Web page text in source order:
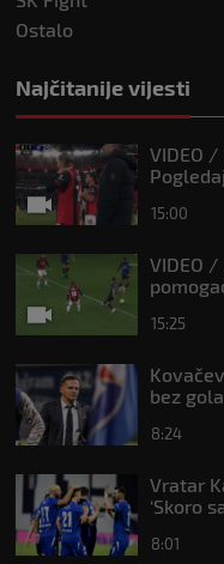
Ostalo
Najčitanije vijesti
VIDEO
15:00
VIDEO
15:25
bez
8:24
Vratar
‘Skoro
8:01